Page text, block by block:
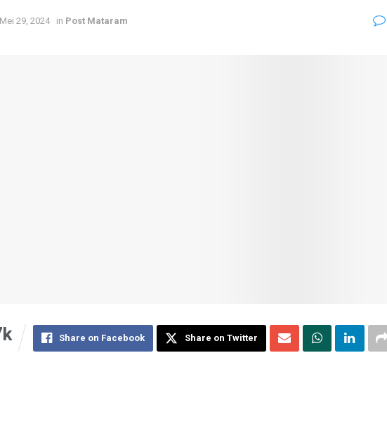
Mei 29, 2024 in Post Mataram
Share on Facebook Share on Twitter